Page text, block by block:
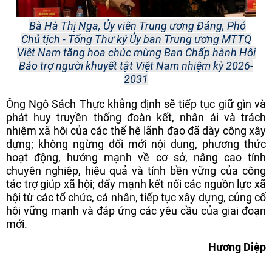
Bà Hà Thị Nga, Ủy viên Trung ương Đảng, Phó
Chủ tịch - Tổng Thư ký Ủy ban Trung ương MTTQ
Việt Nam tặng hoa chúc mừng Ban Chấp hành Hội
Bảo trợ người khuyết tật Việt Nam nhiệm kỳ 2026-
2031
Ông Ngô Sách Thực khẳng định sẽ tiếp tục giữ gìn và
phát huy truyền thống đoàn kết, nhân ái và trách
nhiệm xã hội của các thế hệ lãnh đạo đã dày công xây
dựng; không ngừng đổi mới nội dung, phương thức
hoạt động, hướng mạnh về cơ sở, nâng cao tính
chuyên nghiệp, hiệu quả và tính bền vững của công
tác trợ giúp xã hội; đẩy mạnh kết nối các nguồn lực xã
hội từ các tổ chức, cá nhân, tiếp tục xây dựng, củng cố
hội vững mạnh và đáp ứng các yêu cầu của giai đoạn
mới.
Hương Diệp